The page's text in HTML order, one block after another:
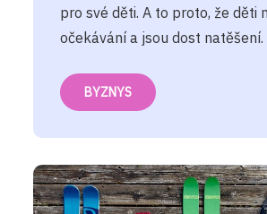
pro své děti. A to proto, že děti
očekávání a jsou dost
BYZNYS